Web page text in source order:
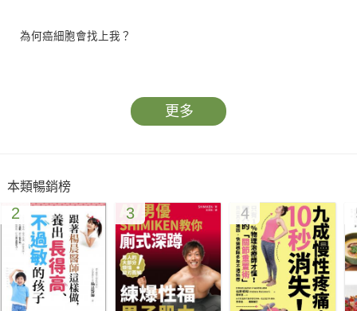
為何癌細胞會找上我？
乳癌高居香港女性致命癌症第三位
改善生活習慣能預防高達40%風險
雞、咖啡和珍珠奶茶會致癌嗎？
止汗劑、護膚品和防曬產品是否存在致癌風險？
更多
本類暢銷榜
2 3 4